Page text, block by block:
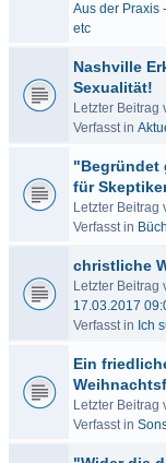
Aus der Praxis
etc
Nashville
Sexualität!
Letzter Beitrag
Verfasst in
"Begründet
für
Letzter Beitrag
Verfasst in
christliche
Letzter Beitrag
17.03.2017
Verfasst in Ich
Ein
Letzter Beitrag
Verfasst in